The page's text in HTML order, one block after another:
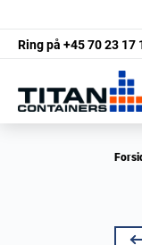
Ring på +45 70 23 17